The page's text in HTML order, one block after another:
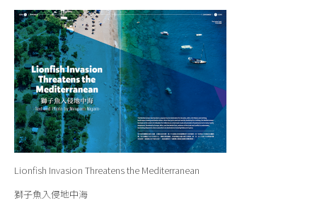
Lionfish Invasion Threatens the Mediterranean
獅子魚入侵地中海